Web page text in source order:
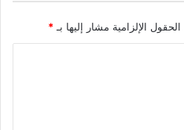
الحقول الإلزامية مشار إليها بـ *